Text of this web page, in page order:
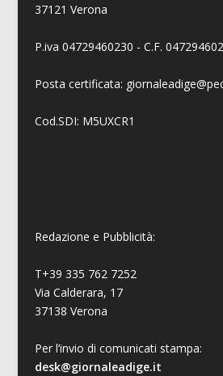
37121 Verona
P.iva 04729460230 - C.F.
Posta certificata:
Cod.SDI: M5UXCR1
Redazione e Pubblicità:
T+39 335 762 7252
Via Calderara, 17
37138 Verona
Per l’invio di comunicati stampa:
desk@giornaleadige.it